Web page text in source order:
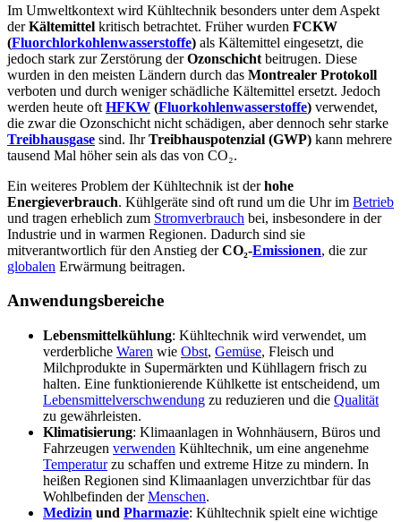
Im Umweltkontext wird Kühltechnik besonders unter dem Aspekt
derKältemittel kritisch betrachtet. Früher wurden FCKW
(Fluorchlorkohlenwasserstoffe) als Kältemittel eingesetzt, die
jedoch stark zur Zerstörung derOzonschicht beitrugen. Diese
wurden in den meisten Ländern durch das Montrealer Protokoll
verboten und durch weniger schädliche Kältemittel ersetzt. Jedoch
werden heute oft HFKW (Fluorkohlenwasserstoffe) verwendet,
die zwar die Ozonschicht nicht schädigen, aber dennoch sehr starke
Treibhausgase sind. IhrTreibhauspotenzial (GWP) kann mehrere
tausend Mal höher sein als das von CO₂.
Ein weiteres Problem der Kühltechnik ist derhohe
Energieverbrauch. Kühlgeräte sind oft rund um die Uhr im Betrieb
und tragen erheblich zum Stromverbrauch bei, insbesondere in der
Industrie und in warmen Regionen. Dadurch sind sie
mitverantwortlich für den Anstieg derCO₂-Emissionen, die zur
globalen Erwärmung beitragen.
Anwendungsbereiche
Lebensmittelkühlung: Kühltechnik wird verwendet, um
verderbliche Waren wie Obst, Gemüse, Fleisch und
Milchprodukte in Supermärkten und Kühllagern frisch zu
halten. Eine funktionierende Kühlkette ist entscheidend, um
Lebensmittelverschwendung zu reduzieren und die Qualität
zu gewährleisten.
Klimatisierung: Klimaanlagen in Wohnhäusern, Büros und
Fahrzeugen verwenden Kühltechnik, um eine angenehme
Temperaturzu schaffen und extreme Hitze zu mindern. In
heißen Regionen sind Klimaanlagen unverzichtbar für das
Wohlbefinden derMenschen.
Medizin und Pharmazie: Kühltechnik spielt eine wichtige